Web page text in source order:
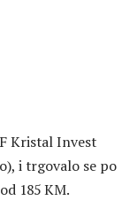
Kristal Invest
i trgovalo se po
185 KM.